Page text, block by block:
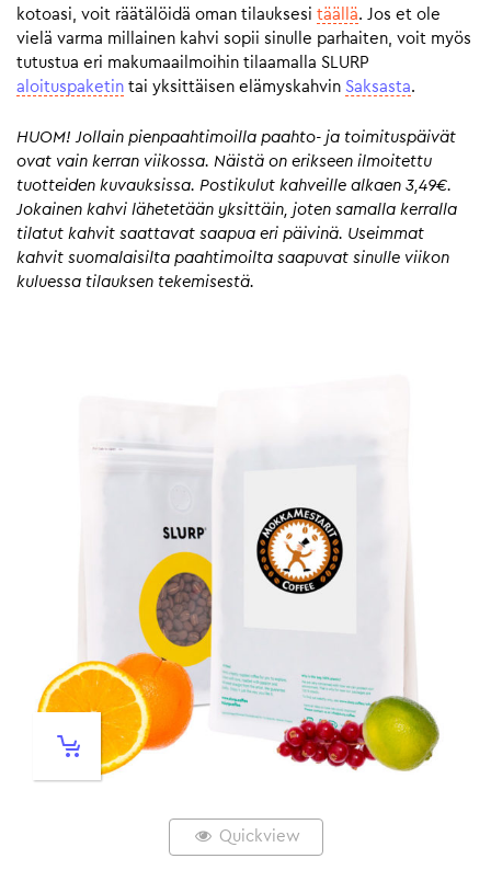
kotoasi, voit räätälöidä oman tilauksesi täällä. Jos et ole
vielä varma millainen kahvi sopii sinulle parhaiten, voit myös
tutustua eri makumaailmoihin tilaamalla SLURP
aloituspaketin tai yksittäisen elämyskahvin Saksasta.
HUOM! Jollain pienpaahtimoilla paahto- ja toimituspäivät
ovat vain kerran viikossa. Näistä on erikseen ilmoitettu
tuotteiden kuvauksissa. Postikulut kahveille alkaen 3,49€.
Jokainen kahvi lähetetään yksittäin, joten samalla kerralla
tilatut kahvit saattavat saapua eri päivinä. Useimmat
kahvit suomalaisilta paahtimoilta saapuvat sinulle viikon
kuluessa tilauksen tekemisestä.
Quickview